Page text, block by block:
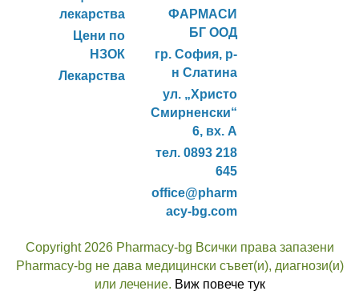
лекарства
Цени по
НЗОК
Лекарства
ФАРМАСИ
БГ ООД
гр. София, р-
н Слатина
ул. „Христо
Смирненски“
6, вх. А
тел. 0893 218
645
office@pharm
acy-bg.com
Copyright 2026 Pharmacy-bg Всички права запазени
Pharmacy-bg не дава медицински съвет(и), диагнози(и)
или лечение. Виж повече тук